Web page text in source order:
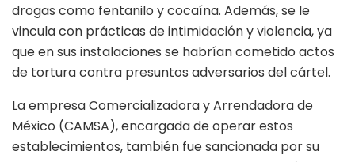
drogas como fentanilo y cocaína. Además, se le
vincula con prácticas de intimidación y violencia, ya
que en sus instalaciones se habrían cometido actos
de tortura contra presuntos adversarios del cártel.
La empresa Comercializadora y Arrendadora de
México (CAMSA), encargada de operar estos
establecimientos, también fue sancionada por su